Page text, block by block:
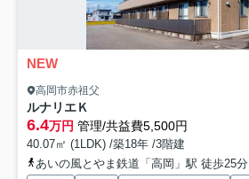
NEW
高岡市赤祖父
ルナリエＫ
6.4万円 管理/共益費5,500円
40.07㎡ (1LDK) /築18年 /3階建
あいの風とやま鉄道「高岡」駅 徒歩25分